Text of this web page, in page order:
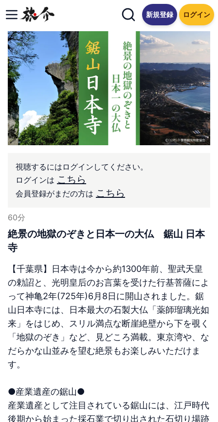
新規登録 ログイン
視聴するにはログインしてください。
ログインは こちら
会員登録がまだの方は こちら
60分
絶景の地獄のぞきと日本一の大仏 鋸山 日本
寺
【千葉県】日本寺は今から約1300年前、聖武天皇
の勅詔と、光明皇后のお言葉を受けた行基菩薩によ
って神亀2年(725年)6月8日に開山されました。鋸
山日本寺には、日本最大の石製大仏「薬師瑠璃光如
来」をはじめ、スリル満点な断崖絶壁から下を覗く
「地獄のぞき」など、見どころ満載。東京湾や、な
だらかな山並みを望む絶景もお楽しみいただけま
す。
●産業遺産の鋸山●
産業遺産として注目されている鋸山には、江戸時代
後期から始まった採石業で切り出された石切り場跡